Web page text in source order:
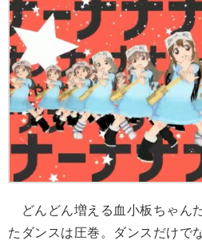
どんどん増える血小板ちゃん
たダンスは圧巻。ダンスだけで